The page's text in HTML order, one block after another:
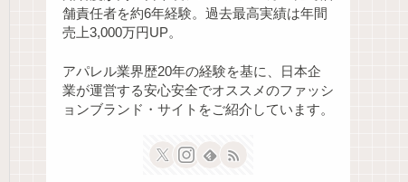
舗責任者を約6年経験。過去最高実績は年間
売上3,000万円UP。
アパレル業界歴20年の経験を基に、日本企
業が運営する安心安全でオススメのファッシ
ョンブランド・サイトをご紹介しています。